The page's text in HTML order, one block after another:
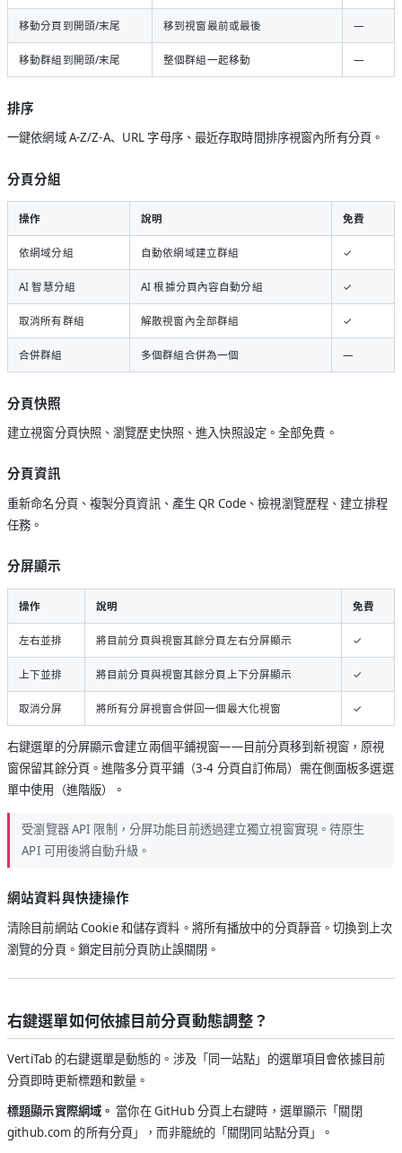
移動分頁到開頭/末尾 移到視窗最前或最後 —
移動群組到開頭/末尾 整個群組一起移動 —
排序
一鍵依網域 A-Z/Z-A、URL 字母序、最近存取時間排序視窗內所有分頁。
分頁分組
操作 說明 免費
依網域分組 自動依網域建立群組 ✓
AI 智慧分組 AI 根據分頁內容自動分組 ✓
取消所有群組 解散視窗內全部群組 ✓
合併群組 多個群組合併為一個 —
分頁快照
建立視窗分頁快照、瀏覽歷史快照、進入快照設定。全部免費。
分頁資訊
重新命名分頁、複製分頁資訊、產生 QR Code、檢視瀏覽歷程、建立排程
任務。
分屏顯示
操作 說明 免費
左右並排 將目前分頁與視窗其餘分頁左右分屏顯示 ✓
上下並排 將目前分頁與視窗其餘分頁上下分屏顯示 ✓
取消分屏 將所有分屏視窗合併回一個最大化視窗 ✓
右鍵選單的分屏顯示會建立兩個平鋪視窗——目前分頁移到新視窗，原視
窗保留其餘分頁。進階多分頁平鋪（3-4 分頁自訂佈局）需在側面板多選選
單中使用（進階版）。
受瀏覽器 API 限制，分屏功能目前透過建立獨立視窗實現。待原生
API 可用後將自動升級。
網站資料與快捷操作
清除目前網站 Cookie 和儲存資料。將所有播放中的分頁靜音。切換到上次
瀏覽的分頁。鎖定目前分頁防止誤關閉。
右鍵選單如何依據目前分頁動態調整？
VertiTab 的右鍵選單是動態的。涉及「同一站點」的選單項目會依據目前
分頁即時更新標題和數量。
標題顯示實際網域。 當你在 GitHub 分頁上右鍵時，選單顯示「關閉
github.com 的所有分頁」，而非籠統的「關閉同站點分頁」。